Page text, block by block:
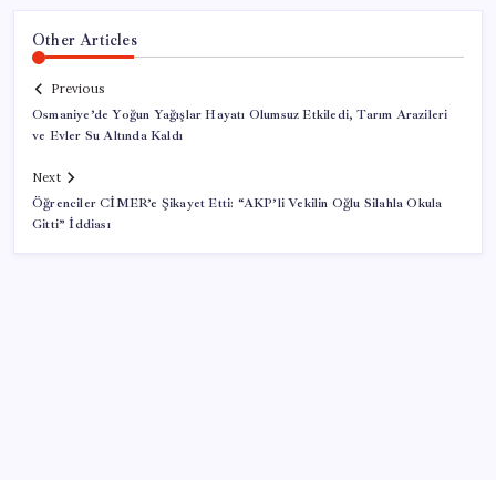
Other Articles
Previous
Osmaniye’de Yoğun Yağışlar Hayatı Olumsuz Etkiledi, Tarım Arazileri
ve Evler Su Altında Kaldı
Next
Öğrenciler CİMER’e Şikayet Etti: “AKP’li Vekilin Oğlu Silahla Okula
Gitti” İddiası